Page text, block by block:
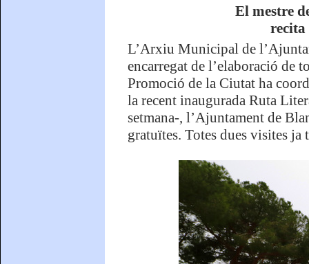
El mestre
L’Arxiu Municipal de
encarregat de l’elaboració de
Promoció de la Ciutat ha
la recent inaugurada Ruta
setmana-, l’Ajuntament de
gratuïtes. Totes dues visites ja